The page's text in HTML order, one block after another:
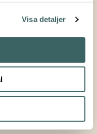
Visa detaljer
© 2026